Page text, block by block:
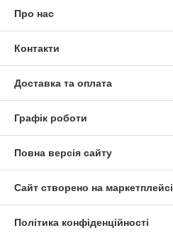
Про нас
Контакти
Доставка та оплата
Графік роботи
Повна версія сайту
Сайт створено на маркетплейсі
Політика конфіденційності